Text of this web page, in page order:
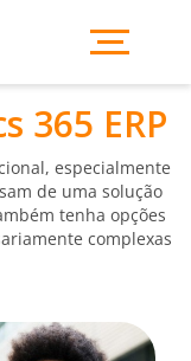
365 ERP
especialmente
de uma solução
tenha opções
complexas